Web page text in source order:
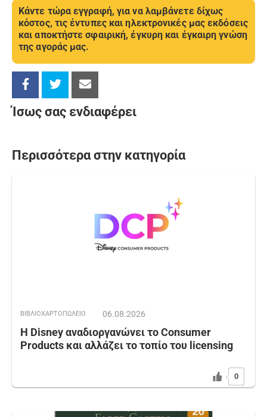
Κάντε τώρα εγγραφή, για να λαμβάνετε δίχως
κόστος, τις έντυπες και ηλεκτρονικές μας εκδόσεις
και αποκτήστε σφαιρική, έγκυρη και έγκαιρη γνώση
της αγοράς μας.
Ίσως σας ενδιαφέρει
Περισσότερα στην κατηγορία
ΒΙΒΛΙΟΧΑΡΤΟΠΩΛΕΙΟ 06.08.2026
Η Disney αναδιοργανώνει το Consumer
Products και αλλάζει το τοπίο του licensing
0